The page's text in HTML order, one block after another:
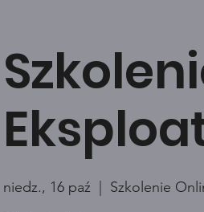
niedz., 16 paź
  |
Szkolenie